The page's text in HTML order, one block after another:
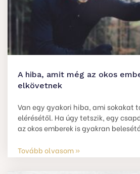
A hiba, amit még az okos
elkövetnek
Van egy gyakori hiba, ami sokakat
elérésétől. Ha úgy tetszik, egy
az okos emberek is gyakran
Tovább olvasom »